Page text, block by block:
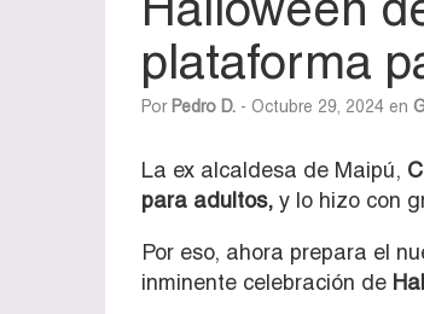
plataforma
Por Pedro D. - Octubre 29, 2024 en
La ex alcaldesa de Maipú,
para adultos, y lo hizo con
Por eso, ahora prepara el
inminente celebración de